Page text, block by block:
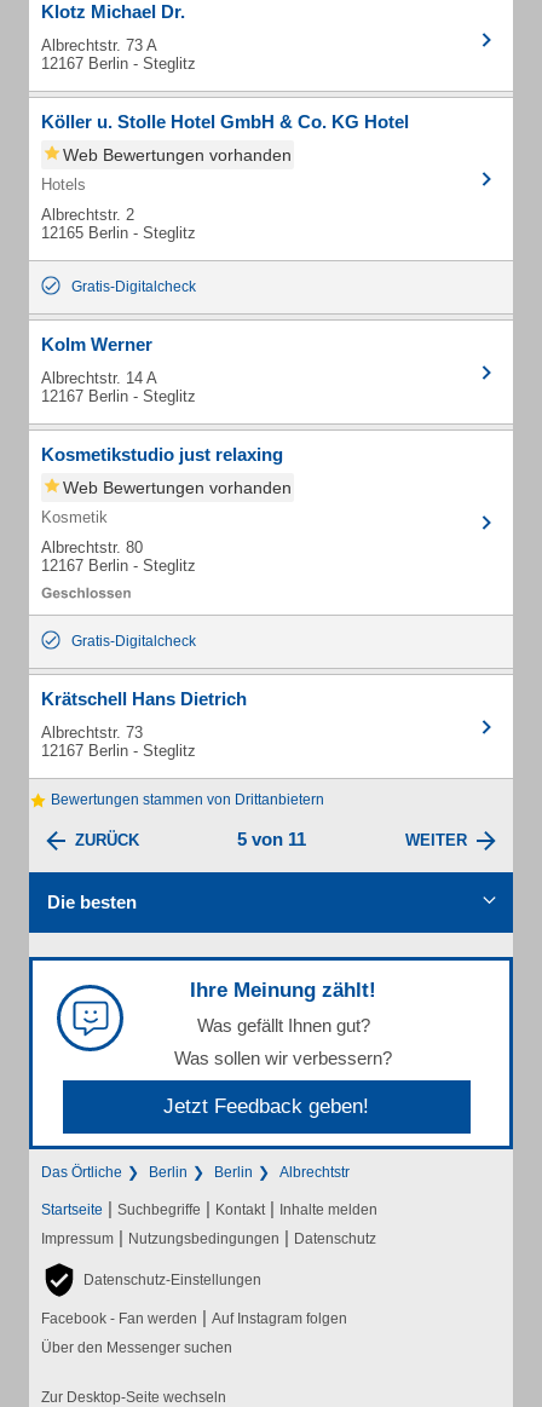
Klotz Michael Dr.
Albrechtstr. 73 A
12167 Berlin - Steglitz
Köller u. Stolle Hotel GmbH & Co. KG Hotel
Web Bewertungen vorhanden
Hotels
Albrechtstr. 2
12165 Berlin - Steglitz
Gratis-Digitalcheck
Kolm Werner
Albrechtstr. 14 A
12167 Berlin - Steglitz
Kosmetikstudio just relaxing
Web Bewertungen vorhanden
Kosmetik
Albrechtstr. 80
12167 Berlin - Steglitz
Gratis-Digitalcheck
Krätschell Hans Dietrich
Albrechtstr. 73
12167 Berlin - Steglitz
Bewertungen stammen von Drittanbietern
ZURÜCK 5 von 11 WEITER
Die besten
Ihre Meinung zählt!
Was gefällt Ihnen gut?
Was sollen wir verbessern?
Jetzt Feedback geben!
Das Örtliche Berlin Berlin Albrechtstr
Startseite | Suchbegriffe | Kontakt | Inhalte melden
Impressum | Nutzungsbedingungen | Datenschutz
Datenschutz-Einstellungen
Facebook - Fan werden | Auf Instagram folgen
Über den Messenger suchen
Zur Desktop-Seite wechseln